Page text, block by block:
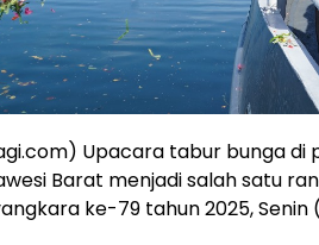
Upacara tabur bunga di
Barat menjadi salah satu
ke-79 tahun 2025,